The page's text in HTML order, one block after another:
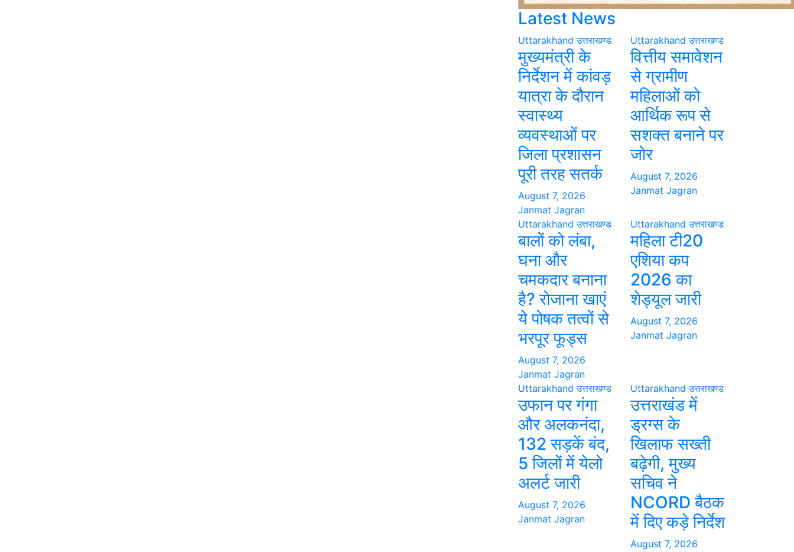
Latest News
Uttarakhand उत्तराखण्ड
मुख्यमंत्री के
निर्देशन में कांवड़
यात्रा के दौरान
स्वास्थ्य
व्यवस्थाओं पर
जिला प्रशासन
पूरी तरह सतर्क
August 7, 2026
Janmat Jagran
Uttarakhand उत्तराखण्ड
वित्तीय समावेशन
से ग्रामीण
महिलाओं को
आर्थिक रूप से
सशक्त बनाने पर
जोर
August 7, 2026
Janmat Jagran
Uttarakhand उत्तराखण्ड
बालों को लंबा,
घना और
चमकदार बनाना
है? रोजाना खाएं
ये पोषक तत्वों से
भरपूर फूड्स
August 7, 2026
Janmat Jagran
Uttarakhand उत्तराखण्ड
महिला टी20
एशिया कप
2026 का
शेड्यूल जारी
August 7, 2026
Janmat Jagran
Uttarakhand उत्तराखण्ड
उफान पर गंगा
और अलकनंदा,
132 सड़कें बंद,
5 जिलों में येलो
अलर्ट जारी
August 7, 2026
Janmat Jagran
Uttarakhand उत्तराखण्ड
उत्तराखंड में
ड्रग्स के
खिलाफ सख्ती
बढ़ेगी, मुख्य
सचिव ने
NCORD बैठक
में दिए कड़े निर्देश
August 7, 2026